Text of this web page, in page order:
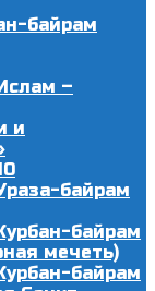
байрам
–
и
байрам
байрам
мечеть)
байрам